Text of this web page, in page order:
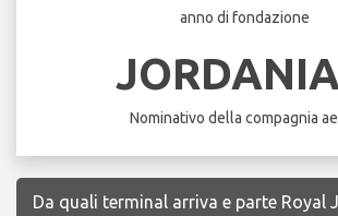
anno di fondazione
Nominativo della compagnia
Da quali terminal arriva e parte Royal